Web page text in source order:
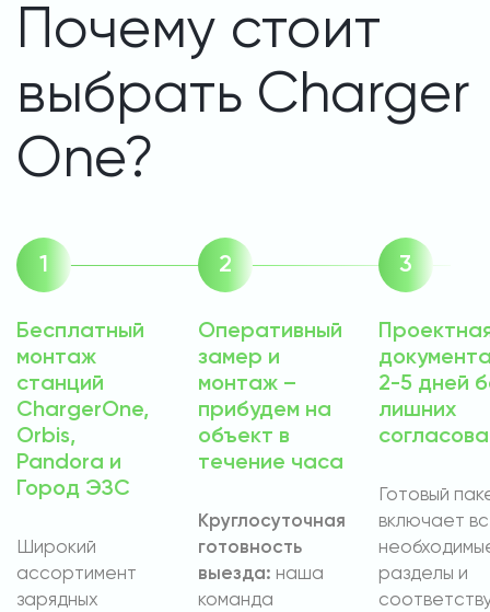
Почему стоит
выбрать Charger
One?
Бесплатный
монтаж
станций
ChargerOne,
Orbis,
Pandora и
Город ЭЗС
Широкий
ассортимент
зарядных
Оперативный
замер и
монтаж –
прибудем на
объект в
течение часа
Круглосуточная
готовность
выезда: наша
команда
2-5 дней
лишних
Готовый
включает
разделы и